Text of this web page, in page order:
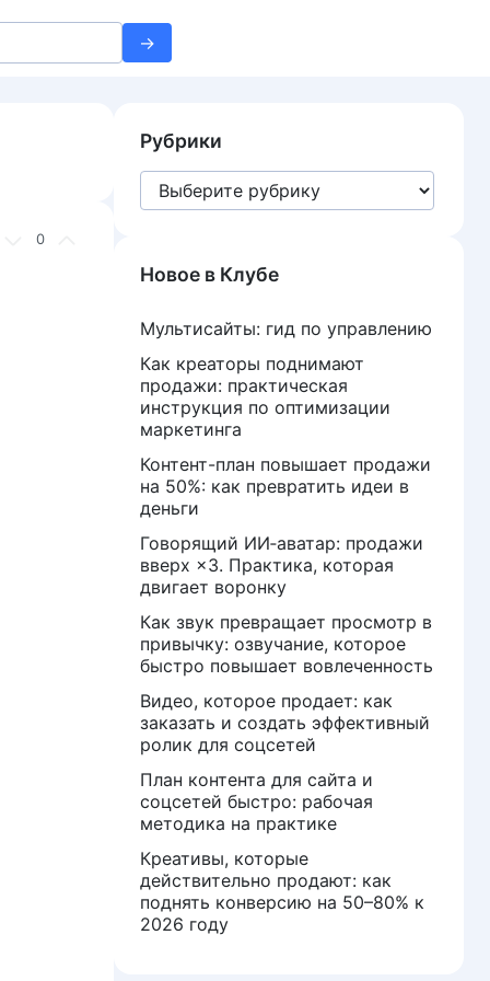
0
Рубрики
Рубрики
Новое в Клубе
Мультисайты: гид по управлению
Как креаторы поднимают
продажи: практическая
инструкция по оптимизации
маркетинга
Контент-план повышает продажи
на 50%: как превратить идеи в
деньги
Говорящий ИИ‑аватар: продажи
вверх ×3. Практика, которая
двигает воронку
Как звук превращает просмотр в
привычку: озвучание, которое
быстро повышает вовлеченность
Видео, которое продает: как
заказать и создать эффективный
ролик для соцсетей
План контента для сайта и
соцсетей быстро: рабочая
методика на практике
Креативы, которые
действительно продают: как
поднять конверсию на 50–80% к
2026 году